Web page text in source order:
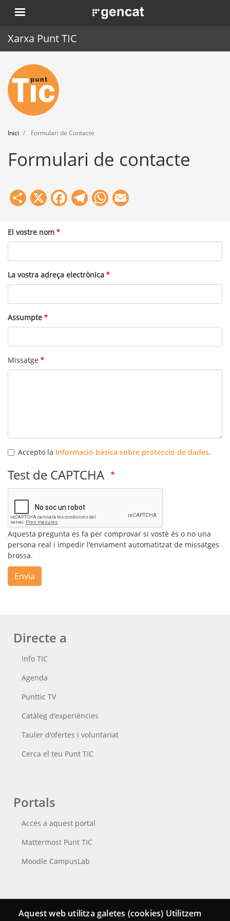
Vés
al
. Obre en una nova finestra.
Xarxa Punt TIC
Inici
Punt TIC
Actualitat
Agenda
Formació
Eines
Inici Formulari de Contacte
Formulari de contacte
Share
X Facebook
Telegram
WhatsApp
El vostre nom
La vostra adreça electrònica
Assumpte
Missatge
Accepto la Informació bàsica sobre protecció de dades.
Test de CAPTCHA
Aquesta pregunta es fa per comprovar si vostè és o no una
persona real i impedir l'enviament automatitzat de missatges
brossa.
Envia
Directe a
Info TIC
Agenda
Punttic TV
Catàleg d'experiències
Tauler d'ofertes i voluntariat
Cerca el teu Punt TIC
Portals
Accés a aquest portal
Mattermost Punt TIC
Moodle CampusLab
Connecta
Aquest web utilitza galetes (cookies) Utilitzem